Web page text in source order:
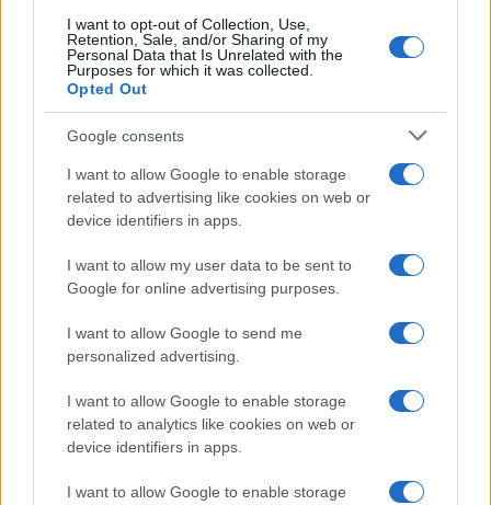
I want to opt-out of Collection, Use,
Retention, Sale, and/or Sharing of my
Personal Data that Is Unrelated with the
Purposes for which it was collected.
Opted Out
Google consents
I want to allow Google to enable storage
related to advertising like cookies on web or
device identifiers in apps.
I want to allow my user data to be sent to
Google for online advertising purposes.
I want to allow Google to send me
personalized advertising.
I want to allow Google to enable storage
related to analytics like cookies on web or
device identifiers in apps.
I want to allow Google to enable storage
abstinencia de carne y recetas
tradicionales
3 abril, 2026
Últimas Noticias
Síguenos en Facebook
Actualidad.es es la gran fuente de información social. Actualidad,
su ciudad.